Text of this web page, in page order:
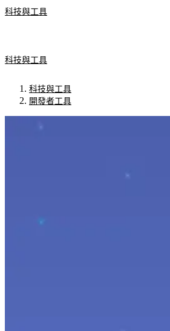
科技與工具
科技與工具
科技與工具
開發者工具